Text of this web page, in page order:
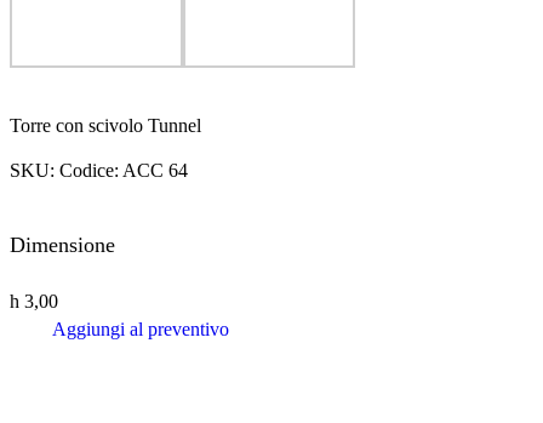
Torre con scivolo Tunnel
SKU: Codice: ACC 64
Dimensione
h 3,00
Aggiungi al preventivo